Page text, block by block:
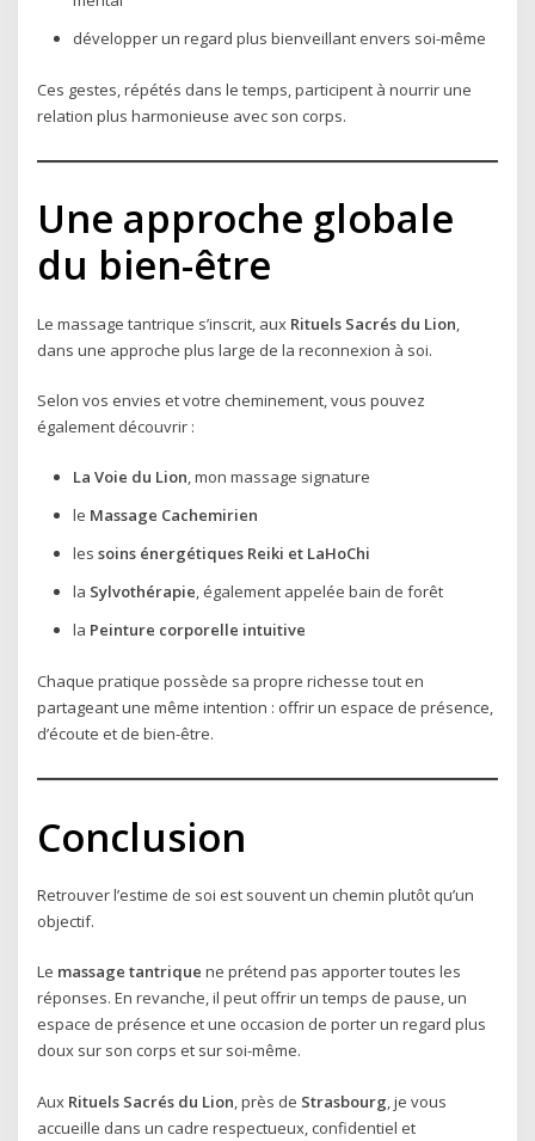
développer un regard plus bienveillant envers soi-même
Ces gestes, répétés dans le temps, participent à nourrir une
relation plus harmonieuse avec son corps.
Une approche globale
du bien-être
Le massage tantrique s’inscrit, aux Rituels Sacrés du Lion
dans une approche plus large de la reconnexion à soi.
Selon vos envies et votre cheminement, vous pouvez
également découvrir :
La Voie du Lion, mon massage signature
le Massage Cachemirien
les soins énergétiques Reiki et LaHoChi
la Sylvothérapie, également appelée bain de forêt
la Peinture corporelle intuitive
Chaque pratique possède sa propre richesse tout en
partageant une même intention : offrir un espace de présence,
d’écoute et de bien-être.
Conclusion
Retrouver l’estime de soi est souvent un chemin plutôt qu’un
objectif.
Le massage tantrique ne prétend pas apporter toutes les
réponses. En revanche, il peut offrir un temps de pause, un
espace de présence et une occasion de porter un regard plus
doux sur son corps et sur soi-même.
Aux Rituels Sacrés du Lion , près de Strasbourg , je vous
accueille dans un cadre respectueux, confidentiel et